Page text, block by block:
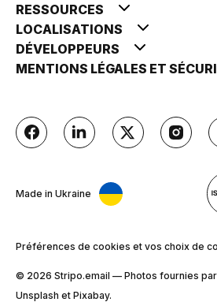
RESSOURCES
LOCALISATIONS
DÉVELOPPEURS
MENTIONS LÉGALES ET
Made in Ukraine
Préférences de cookies et vos choix de
© 2026 Stripо.email — Photos fournies par
Unsplash et Pixabay.